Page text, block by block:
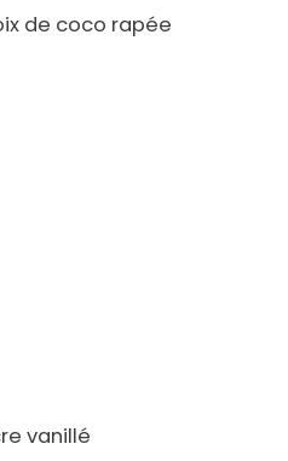
de coco rapée
vanillé